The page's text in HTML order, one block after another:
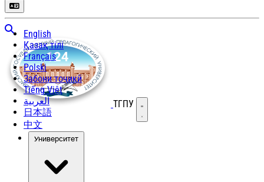
English
Қазақ тілі
Français
Polski
Забони тоҷикӣ
Tiếng Việt
العربية
日本語
中文
ТГПУ Открыть меню
Университет